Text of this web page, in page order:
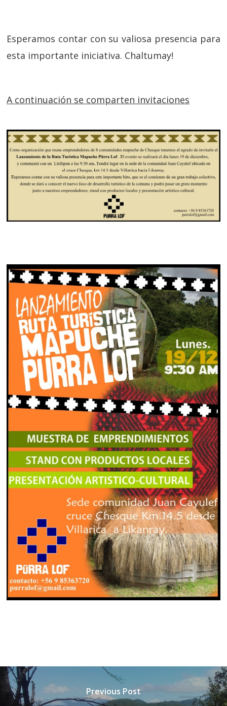
Esperamos contar con su valiosa presencia para
esta importante iniciativa. Chaltumay!
A continuación se comparten invitaciones
Previous Post